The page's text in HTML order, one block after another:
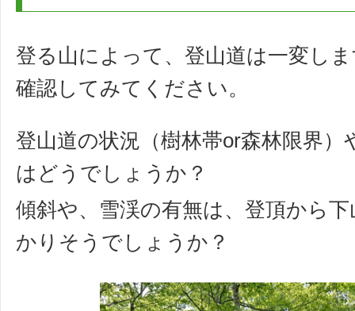
登る山によって、登山道は一変し
確認してみてください。
登山道の状況（樹林帯or森林限界
はどうでしょうか？
傾斜や、雪渓の有無は、登頂から
かりそうでしょうか？